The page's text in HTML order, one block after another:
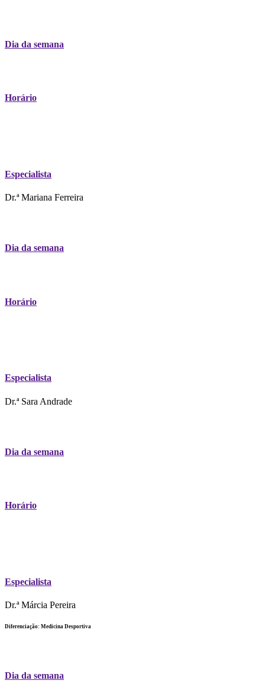
Dia da semana
Horário
Especialista
Dr.ª Mariana Ferreira
Dia da semana
Horário
Especialista
Dr.ª Sara Andrade
Dia da semana
Horário
Especialista
Dr.ª Márcia Pereira
Diferenciação: Medicina Desportiva
Dia da semana